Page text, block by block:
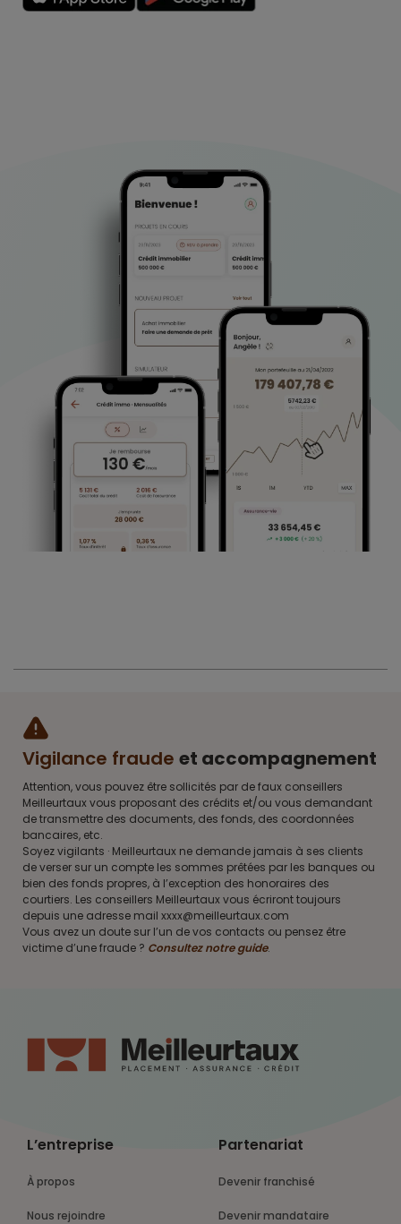
Vigilance fraude et accompagnement
Attention, vous pouvez être sollicités par de faux conseillers
Meilleurtaux vous proposant des crédits et/ou vous demandant
de transmettre des documents, des fonds, des coordonnées
bancaires, etc.
Soyez vigilants · Meilleurtaux ne demande jamais à ses clients
de verser sur un compte les sommes prêtées par les banques ou
bien des fonds propres, à l’exception des honoraires des
courtiers. Les conseillers Meilleurtaux vous écriront toujours
depuis une adresse mail xxxx@meilleurtaux.com
Vous avez un doute sur l’un de vos contacts ou pensez être
victime d’une fraude ? Consultez notre guide.
L’entreprise
À propos
Nous rejoindre
Partenariat
Devenir franchisé
Devenir mandataire